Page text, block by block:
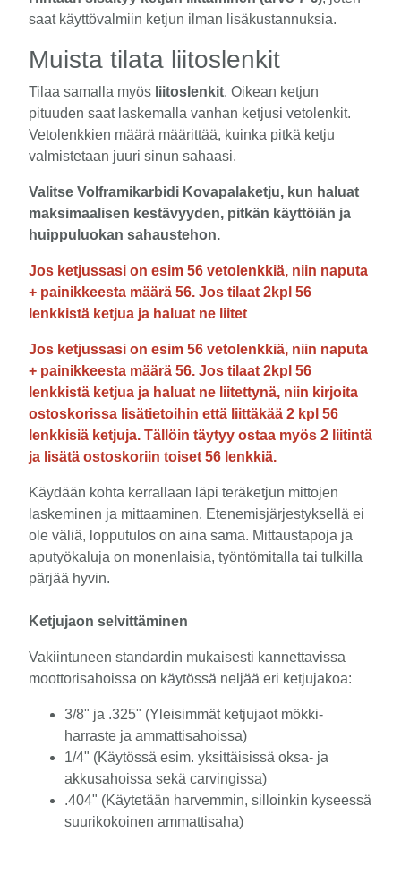
saat käyttövalmiin ketjun ilman lisäkustannuksia.
Muista tilata liitoslenkit
Tilaa samalla myös liitoslenkit. Oikean ketjun
pituuden saat laskemalla vanhan ketjusi vetolenkit.
Vetolenkkien määrä määrittää, kuinka pitkä ketju
valmistetaan juuri sinun sahaasi.
Valitse Volframikarbidi Kovapalaketju, kun haluat
maksimaalisen kestävyyden, pitkän käyttöiän ja
huippuluokan sahaustehon.
Jos ketjussasi on esim 56 vetolenkkiä, niin naputa
+ painikkeesta määrä 56. Jos tilaat 2kpl 56
lenkkistä ketjua ja haluat ne liitet
Jos ketjussasi on esim 56 vetolenkkiä, niin naputa
+ painikkeesta määrä 56. Jos tilaat 2kpl 56
lenkkistä ketjua ja haluat ne liitettynä, niin kirjoita
ostoskorissa lisätietoihin että liittäkää 2 kpl 56
lenkkisiä ketjuja. Tällöin täytyy ostaa myös 2 liitintä
ja lisätä ostoskoriin toiset 56 lenkkiä.
Käydään kohta kerrallaan läpi teräketjun mittojen
laskeminen ja mittaaminen. Etenemisjärjestyksellä ei
ole väliä, lopputulos on aina sama. Mittaustapoja ja
aputyökaluja on monenlaisia, työntömitalla tai tulkilla
pärjää hyvin.
Ketjujaon selvittäminen
Vakiintuneen standardin mukaisesti kannettavissa
moottorisahoissa on käytössä neljää eri ketjujakoa:
3/8" ja .325" (Yleisimmät ketjujaot mökki-
harraste ja ammattisahoissa)
1/4" (Käytössä esim. yksittäisissä oksa- ja
akkusahoissa sekä carvingissa)
.404" (Käytetään harvemmin, silloinkin kyseessä
suurikokoinen ammattisaha)